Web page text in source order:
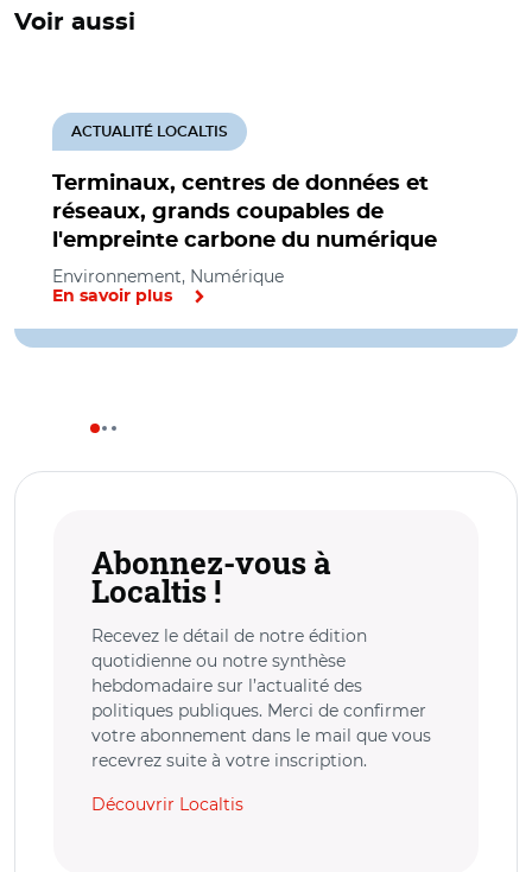
Voir aussi
Terminaux, centres de données et
réseaux, grands coupables de
l'empreinte carbone du numérique
ACTUALITÉ LOCALTIS
Environnement, Numérique
En savoir plus
Abonnez-vous à
Localtis !
Recevez le détail de notre édition
quotidienne ou notre synthèse
hebdomadaire sur l’actualité des
politiques publiques. Merci de confirmer
votre abonnement dans le mail que vous
recevrez suite à votre inscription.
Découvrir Localtis